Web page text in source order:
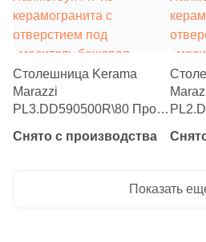
Столешница Kerama
Marazzi
PL3.DD590500R\80 Про
керамогранита с
темная (для раковин,
Снято с производства
Показать